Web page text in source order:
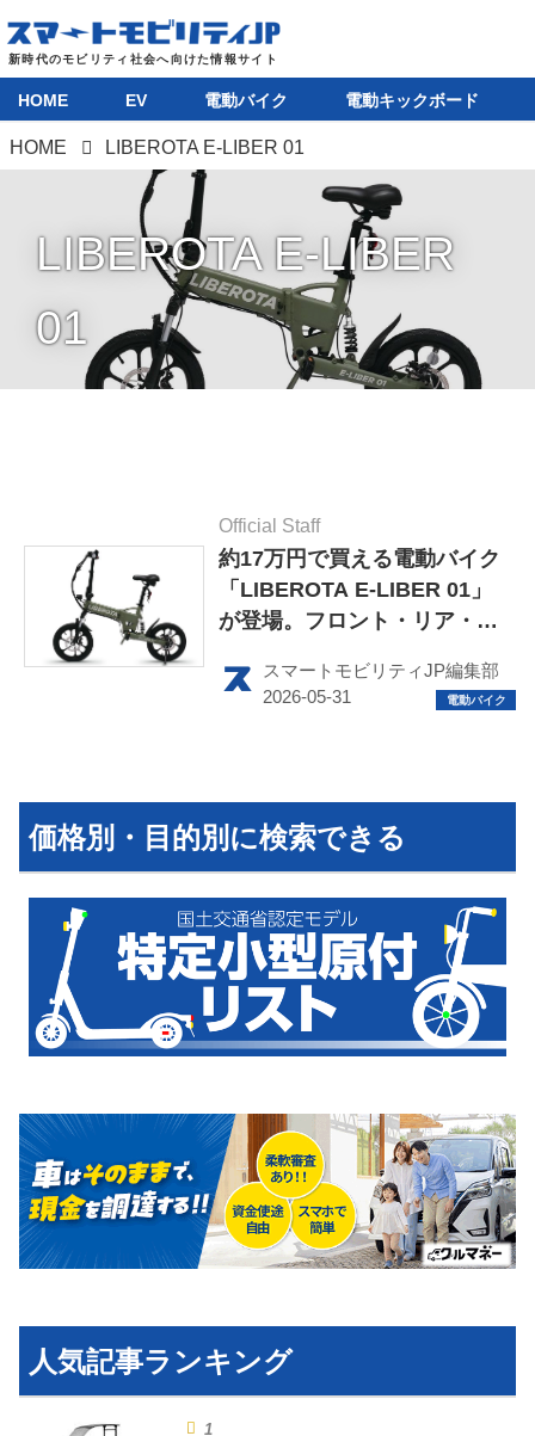
HOME
電動キックボード
ライフスタイル
テクノロジー
このメディアについて
利用規約
プライバシーポリシー
ライター名簿
広告掲載について
HOME EV 電動バイク 電動キックボード
HOME LIBEROTA E-LIBER 01
LIBEROTA E-LIBER
01
Official Staff
約17万円で買える電動バイク
「LIBEROTA E-LIBER 01」
が登場。フロント・リア・サ
を搭載した特定小型原付
スマートモビリティJP編集部
価格別・目的別に検索できる